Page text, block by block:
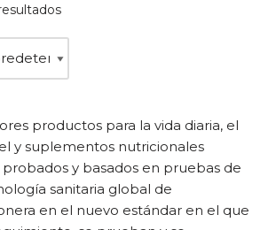
productos para la vida diaria, el
y suplementos nutricionales
y basados en pruebas de
sanitaria global de
en el nuevo estándar en el que